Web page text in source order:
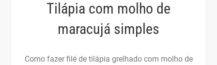
Tilápia com molho de
maracujá simples
Como fazer filé de tilápia grelhado com molho de